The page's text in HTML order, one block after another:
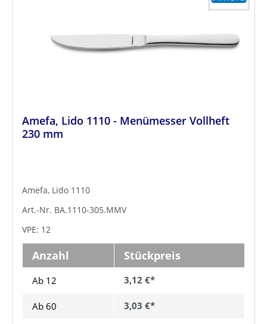
Amefa, Lido 1110 - Menümesser Vollheft
230 mm
Amefa, Lido 1110
Art.-Nr. BA.1110-305.MMV
VPE: 12
Anzahl Stückpreis
Ab 12 3,12 €*
Ab 60 3,03 €*